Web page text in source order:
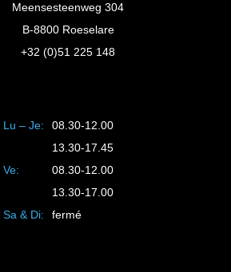
Meensesteenweg 304
B-8800 Roeselare
+32 (0)51 225 148
Lu – Je:
08.30-12.00
13.30-17.45
Ve:
08.30-12.00
13.30-17.00
Sa & Di:
fermé